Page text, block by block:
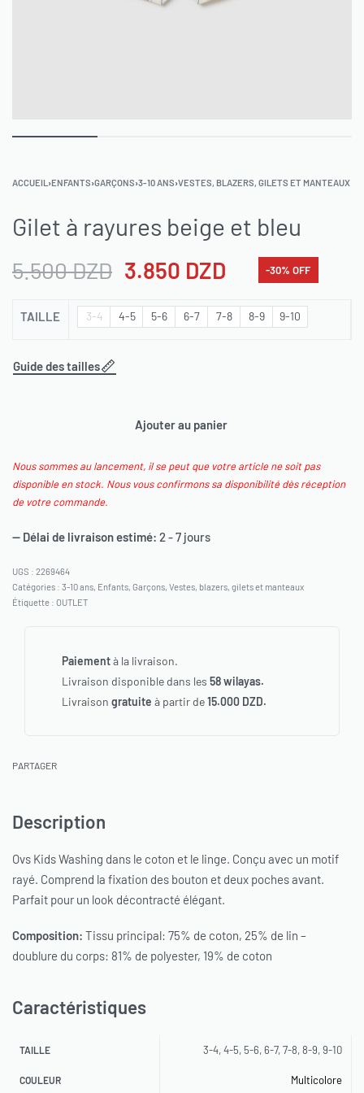
ACCUEIL ›ENFANTS›GARÇONS›3-10 ANS›VESTES, BLAZERS, GILETS ET MANTEAUX
Gilet à rayures beige et bleu
5.500DZD 3.850 DZD -30% OFF
TAILLE 3-4 4-5 5-6 6-7 7-8 8-9 9-10
Guide des tailles
Ajouter au panier
Nous sommes au lancement, il se peut que votre article ne soit pas
disponible en stock. Nous vous confirmons sa disponibilité dès réception
de votre commande.
— Délai de livraison estimé: 2 - 7 jours
2269464
Catégories : 3-10 ans Enfants Garçons Vestes, blazers, gilets et manteaux
Étiquette : OUTLET
Paiementà la livraison.
Livraison disponible dans les 58 wilayas.
Livraison gratuite à partir de15.000 DZD.
PARTAGER
Description
Ovs Kids Washing dans le coton et le linge. Conçu avec un motif
rayé. Comprend la fixation des bouton et deux poches avant.
Parfait pour un look décontracté élégant.
Composition: Tissu principal: 75% de coton, 25% de lin –
doublure du corps: 81% de polyester, 19% de coton
Caractéristiques
TAILLE 3-4, 4-5, 5-6, 6-7, 7-8, 8-9, 9-10
COULEUR Multicolore